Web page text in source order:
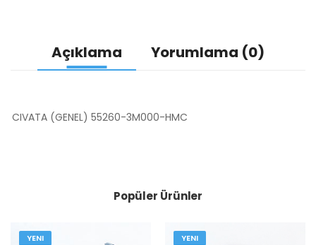
Açıklama Yorumlama (0)
CIVATA (GENEL) 55260-3M000-HMC
Popüler Ürünler
YENI YENI